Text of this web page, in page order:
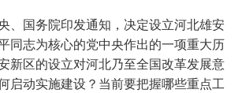
国务院印发通知，决定设立河北雄安
同志为核心的党中央作出的一项重大历
新区的设立对河北乃至全国改革发展意
启动实施建设？当前要把握哪些重点工